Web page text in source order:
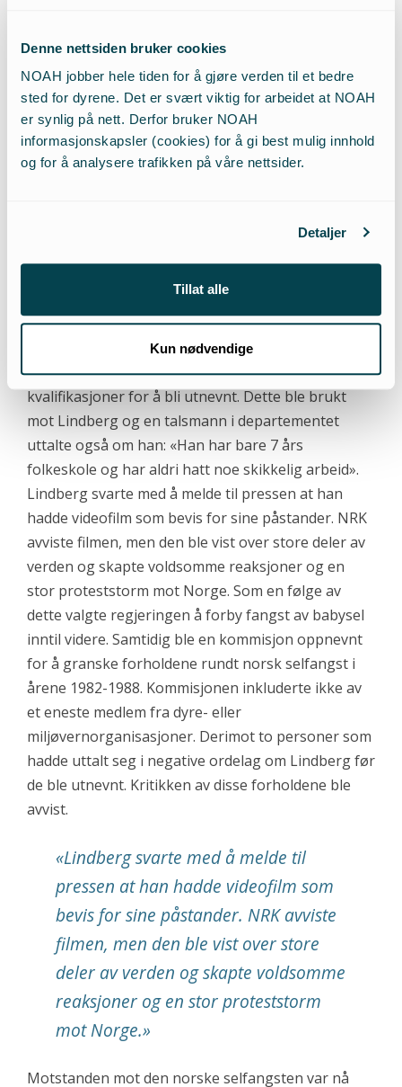
Denne nettsiden bruker cookies
NOAH jobber hele tiden for å gjøre verden til et bedre
sted for dyrene. Det er svært viktig for arbeidet at NOAH
er synlig på nett. Derfor bruker NOAH
informasjonskapsler (cookies) for å gi best mulig innhold
og for å analysere trafikken på våre nettsider.
Detaljer
Tillat alle
Kun nødvendige
Voksen sel slås med hakapik. Foto: Odd F. Lindberg.
I 1988 kom så selfangstinspektør Odd F. Lindbergs
Media slo saken voldsomt opp mens
Fiskeridepartementet avfeide det hele som løgn og
gikk til frontangrep på Lindberg. Det kom bl.a. frem
at en selfangstinspektør ikke trenger noen
kvalifikasjoner for å bli utnevnt. Dette ble brukt
mot Lindberg og en talsmann i departementet
uttalte også om han: «Han har bare 7 års
folkeskole og har aldri hatt noe skikkelig arbeid».
Lindberg svarte med å melde til pressen at han
hadde videofilm som bevis for sine påstander. NRK
avviste filmen, men den ble vist over store deler av
verden og skapte voldsomme reaksjoner og en
stor proteststorm mot Norge. Som en følge av
dette valgte regjeringen å forby fangst av babysel
inntil videre. Samtidig ble en kommisjon oppnevnt
for å granske forholdene rundt norsk selfangst i
årene 1982-1988. Kommisjonen inkluderte ikke av
et eneste medlem fra dyre- eller
miljøvernorganisasjoner. Derimot to personer som
hadde uttalt seg i negative ordelag om Lindberg før
de ble utnevnt. Kritikken av disse forholdene ble
avvist.
«Lindberg svarte med å melde til
pressen at han hadde videofilm som
bevis for sine påstander. NRK avviste
filmen, men den ble vist over store
deler av verden og skapte voldsomme
reaksjoner og en stor proteststorm
mot Norge.»
Motstanden mot den norske selfangsten var nå